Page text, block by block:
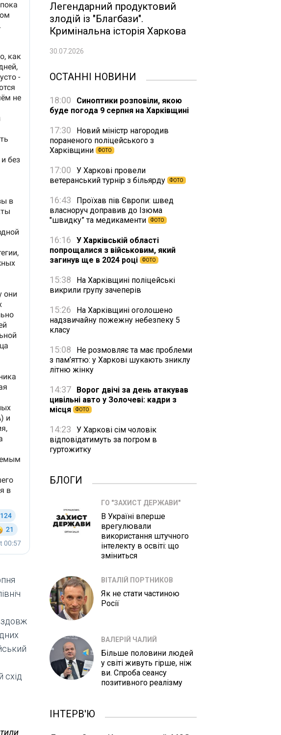
схід
Легендарний продуктовий
злодій із "Благбази".
Кримінальна історія Харкова
30.07.2026
ОСТАННІ НОВИНИ
18:00
Синоптики розповіли, якою
буде погода 9 серпня на Харківщині
17:30
Новий міністр нагородив
пораненого поліцейського з
Харківщини
ФОТО
17:00
У Харкові провели
ветеранський турнір з більярду
ФОТО
16:43
Проїхав пів Європи: швед
власноруч доправив до Ізюма
"швидку” та медикаменти
ФОТО
16:16
У Харківській області
попрощалися з військовим, який
загинув ще в 2024 році
ФОТО
15:38
На Харківщині поліцейські
викрили групу зачеперів
15:26
На Харківщині оголошено
надзвичайну пожежну небезпеку 5
класу
15:08
Не розмовляє та має проблеми
з пам’яттю: у Харкові шукають зниклу
літню жінку
14:37
Ворог двічі за день атакував
цивільні авто у Золочеві: кадри з
місця
ФОТО
14:23
У Харкові сім чоловік
відповідатимуть за погром в
гуртожитку
БЛОГИ
ГО "ЗАХИСТ ДЕРЖАВИ"
В Україні вперше
врегулювали
використання штучного
інтелекту в освіті: що
зміниться
ВІТАЛІЙ ПОРТНИКОВ
Як не стати частиною
Росії
ВАЛЕРІЙ ЧАЛИЙ
Більше половини людей
у світі живуть гірше, ніж
ви. Спроба сеансу
позитивного реалізму
ІНТЕРВ'Ю